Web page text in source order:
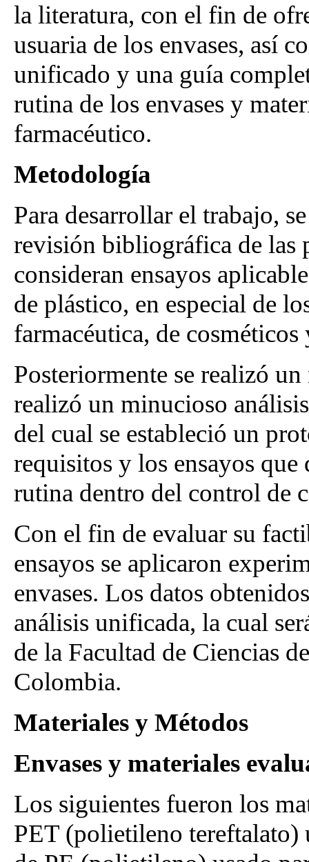
la literatura, con el fin de
usuaria de los envases, así
unificado y una guía
rutina de los envases y
farmacéutico.
Metodología
Para desarrollar el trabajo,
revisión bibliográfica de las
consideran ensayos
de plástico, en especial de
farmacéutica, de
Posteriormente se realizó
realizó un minucioso
del cual se estableció un
requisitos y los ensayos que
rutina dentro del control de
Con el fin de evaluar su
ensayos se aplicaron
envases. Los datos
análisis unificada, la cual
de la Facultad de Ciencias
Colombia.
Materiales y Métodos
Envases y materiales
Los siguientes fueron los
PET (polietileno tereftalato)